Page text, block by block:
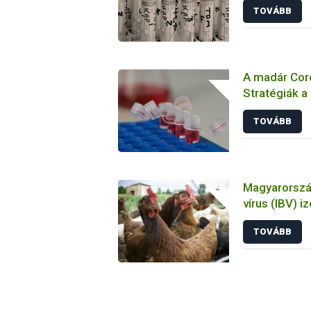
TOVÁBB
A madár
Stratégiák a
TOVÁBB
vírus (IBV)
biológiai
TOVÁBB